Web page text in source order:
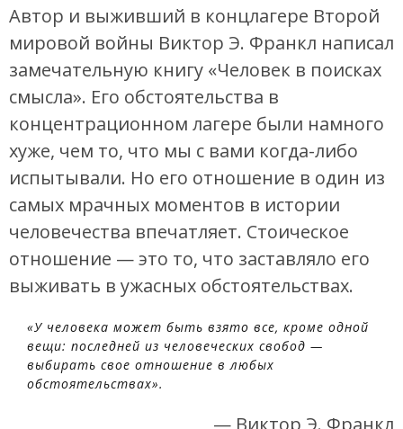
Автор и выживший в концлагере Второй
мировой войны Виктор Э. Франкл написал
замечательную книгу «Человек в поисках
смысла». Его обстоятельства в
концентрационном лагере были намного
хуже, чем то, что мы с вами когда-либо
испытывали. Но его отношение в один из
самых мрачных моментов в истории
человечества впечатляет. Стоическое
отношение — это то, что заставляло его
выживать в ужасных обстоятельствах.
«У человека может быть взято все, кроме одной
вещи: последней из человеческих свобод —
выбирать свое отношение в любых
обстоятельствах».
— Виктор Э. Франкл